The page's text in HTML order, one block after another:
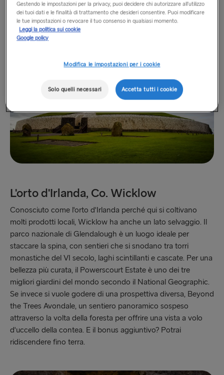
talmente imponente che Mel Gibson l'ha scelto come
location per le riprese del film Braveheart. Non è difficile
capire perché.
L'orto d'Irlanda, Co. Wicklow
Conosciuto come l'orto d'Irlanda perché qui si coltivano
molti prodotti locali, Wicklow ha anche un lato selvaggio. Il
parco nazionale di Glendalough è un luogo ideale per
staccare la spina, con sentieri che si snodano tra torri
monastiche del VI secolo, laghi scintillanti e cascate. Per una
bellezza più curata, il Powerscourt Estate è uno dei tre
migliori giardini del mondo secondo il National Geographic.
Se invece si vuole godere di una prospettiva diversa, Beyond
the Trees Avondale, un sentiero panoramico sospeso
attraverso la volta della foresta per offrire una vista a volo
d'uccello della contea. E il bonus aggiuntivo? Potrai
ridiscendere fino terra.
Gestendo le impostazioni per la privacy, puoi decidere chi autorizzare all’utilizzo
dei tuoi dati e le finalità di trattamento che desideri consentire. Puoi modificare
le tue impostazioni o revocare il tuo consenso in qualsiasi momento.
Leggi la politica sui cookie
Google policy
Modifica le impostazioni per i cookie
Solo quelli necessari Accetta tutti i cookie